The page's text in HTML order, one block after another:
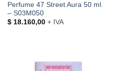
Perfume 47 Street Aura 50 ml.
– S03M050
$18.160,00+ IVA